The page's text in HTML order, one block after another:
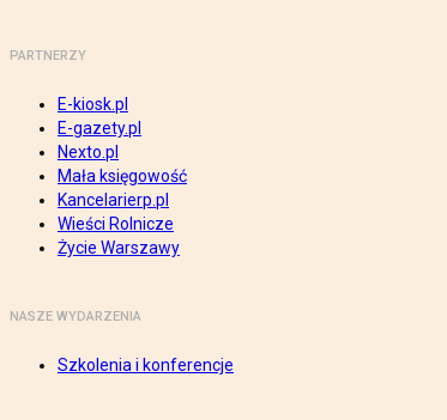
PARTNERZY
E-kiosk.pl
E-gazety.pl
Nexto.pl
Mała księgowość
Kancelarierp.pl
Wieści Rolnicze
Życie Warszawy
NASZE WYDARZENIA
Szkolenia i konferencje